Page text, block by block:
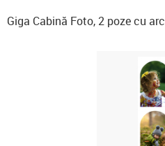
Giga Cabină Foto, 2 poze cu arc